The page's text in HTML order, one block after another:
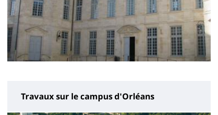
Travaux sur le campus d'Orléans